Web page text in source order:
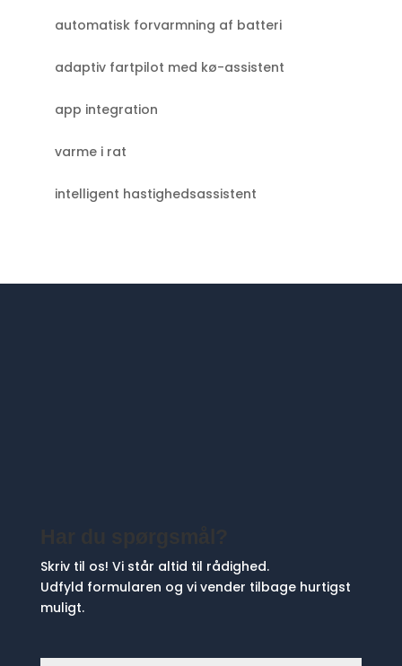
automatisk forvarmning af batteri
adaptiv fartpilot med kø-assistent
app integration
varme i rat
intelligent hastighedsassistent
Skriv til os! Vi står altid til rådighed.
Udfyld formularen og vi vender tilbage hurtigst
muligt.